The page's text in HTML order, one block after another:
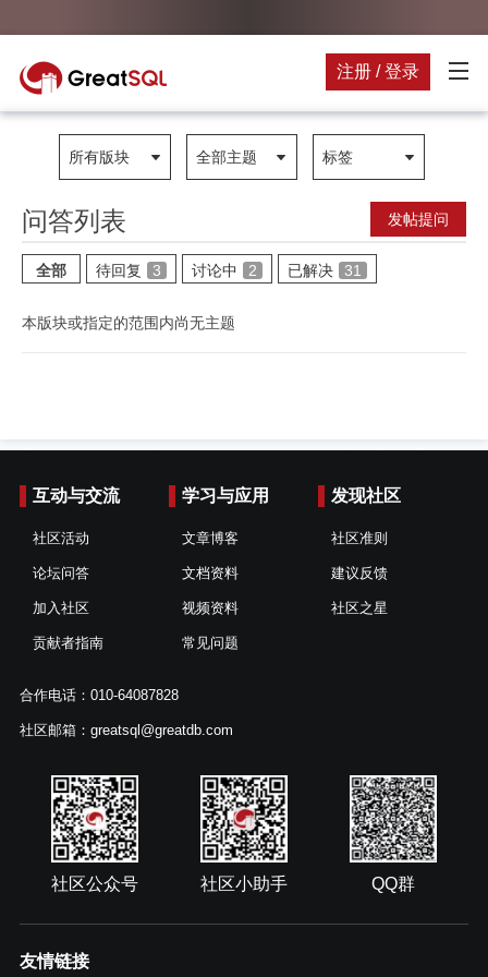
注册 / 登录
所有版块 全部主题 标签
问答列表 发帖提问
全部 待回复 3 讨论中 2 已解决 31
本版块或指定的范围内尚无主题
互动与交流
社区活动
论坛问答
加入社区
贡献者指南
学习与应用
文章博客
文档资料
视频资料
常见问题
发现社区
社区准则
建议反馈
社区之星
合作电话：010-64087828
社区邮箱：greatsql@greatdb.com
社区公众号 社区小助手 QQ群
友情链接